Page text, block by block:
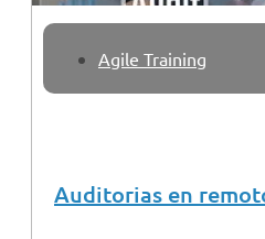
Agile Training
Auditorias en